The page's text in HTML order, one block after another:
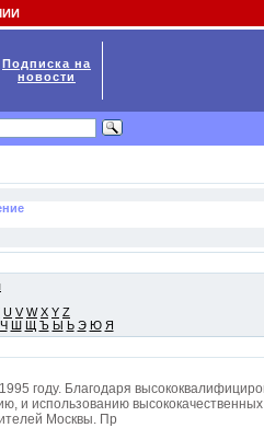
U V W X Y Z
Ч Ш Щ Ъ Ы Ь Э Ю Я
году. Благодаря
и использованию
Москвы. Пр
Подписка на
новости